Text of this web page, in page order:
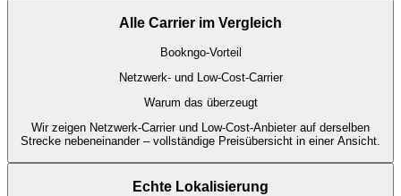
Alle Carrier im Vergleich
Bookngo-Vorteil
Netzwerk- und Low-Cost-Carrier
Warum das überzeugt
Wir zeigen Netzwerk-Carrier und Low-Cost-Anbieter auf derselben
Strecke nebeneinander – vollständige Preisübersicht in einer Ansicht.
Echte Lokalisierung